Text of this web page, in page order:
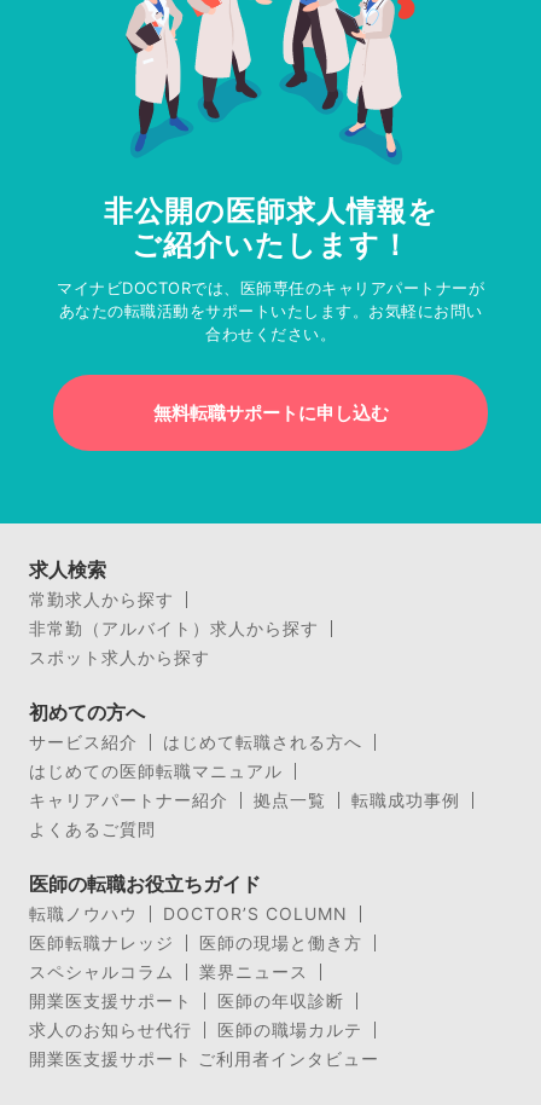
非公開の医師求人情報を
ご紹介いたします！
マイナビDOCTORでは、医師専任のキャリアパートナーが
あなたの転職活動をサポートいたします。お気軽にお問い
合わせください。
無料転職サポートに申し込む
求人検索
常勤求人から探す
非常勤（アルバイト）求人から探す
スポット求人から探す
初めての方へ
サービス紹介
はじめて転職される方へ
はじめての医師転職マニュアル
キャリアパートナー紹介
拠点一覧
転職成功事例
よくあるご質問
医師の転職お役立ちガイド
転職ノウハウ
DOCTOR’S COLUMN
医師転職ナレッジ
医師の現場と働き方
スペシャルコラム
業界ニュース
開業医支援サポート
医師の年収診断
求人のお知らせ代行
医師の職場カルテ
開業医支援サポート ご利用者インタビュー